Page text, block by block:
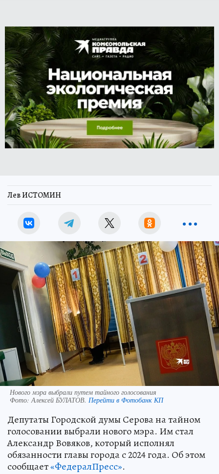
Лев ИСТОМИН
Нового мэра выбрали путем тайного голосования
Фото:Алексей БУЛАТОВ. Перейти в Фотобанк КП
Депутаты Городской думы Серова на тайном
голосовании выбрали нового мэра. Им стал
Александр Вовяков, который исполнял
обязанности главы города с 2024 года. Об этом
сообщает«ФедералПресс».